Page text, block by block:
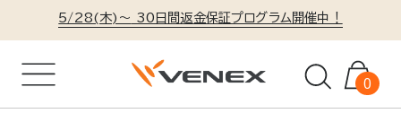
5/28(木)～ 30日間返金保証プログラム開催中！
0